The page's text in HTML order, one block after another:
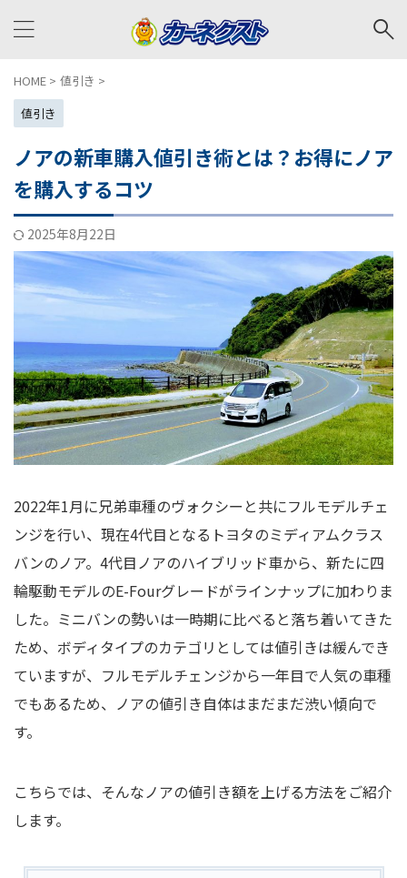
HOME > 値引き >
値引き
ノアの新車購入値引き術とは？お得にノア
を購入するコツ
2025年8月22日
2022年1月に兄弟車種のヴォクシーと共にフルモデルチェ
ンジを行い、現在4代目となるトヨタのミディアムクラス
バンのノア。4代目ノアのハイブリッド車から、新たに四
輪駆動モデルのE-Fourグレードがラインナップに加わりま
した。ミニバンの勢いは一時期に比べると落ち着いてきた
ため、ボディタイプのカテゴリとしては値引きは緩んでき
ていますが、フルモデルチェンジから一年目で人気の車種
でもあるため、ノアの値引き自体はまだまだ渋い傾向で
す。
こちらでは、そんなノアの値引き額を上げる方法をご紹介
します。